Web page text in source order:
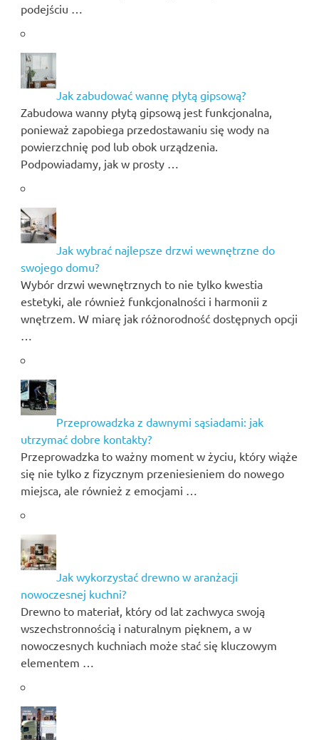
podejściu …
Jak zabudować wannę płytą gipsową?
Zabudowa wanny płytą gipsową jest funkcjonalna,
ponieważ zapobiega przedostawaniu się wody na
powierzchnię pod lub obok urządzenia.
Podpowiadamy, jak w prosty …
Jak wybrać najlepsze drzwi wewnętrzne do
swojego domu?
Wybór drzwi wewnętrznych to nie tylko kwestia
estetyki, ale również funkcjonalności i harmonii z
wnętrzem. W miarę jak różnorodność dostępnych opcji
Przeprowadzka z dawnymi sąsiadami: jak
utrzymać dobre kontakty?
Przeprowadzka to ważny moment w życiu, który wiąże
się nie tylko z fizycznym przeniesieniem do nowego
miejsca, ale również z emocjami …
Jak wykorzystać drewno w aranżacji
nowoczesnej kuchni?
Drewno to materiał, który od lat zachwyca swoją
wszechstronnością i naturalnym pięknem, a w
nowoczesnych kuchniach może stać się kluczowym
elementem …